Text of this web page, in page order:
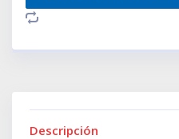
Descripción